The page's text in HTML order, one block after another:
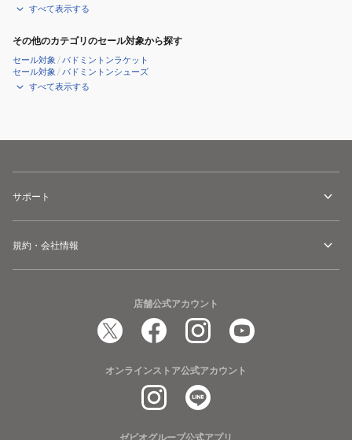
すべて表示する
その他のカテゴリのセール対象から探す
セール対象 /バドミントンラケット
セール対象 /バドミントンシューズ
すべて表示する
サポート
規約・会社情報
店舗公式アカウント
オンラインストア公式アカウント
ゼビオグループ公式アプリ